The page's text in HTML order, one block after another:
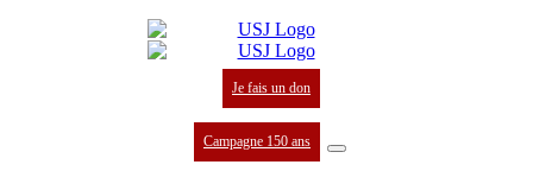
Je fais un don
Campagne 150 ans